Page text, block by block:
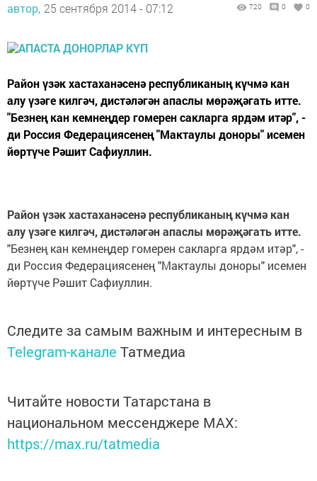
автор, 25 сентября 2014 - 07:12 720 0 0
Район үзәк хастаханәсенә республиканың күчмә кан
алу үзәге килгәч, дистәләгән апаслы мөрәҗәгать итте.
"Безнең кан кемнеңдер гомерен сакларга ярдәм итәр", -
ди Россия Федерациясенең "Мактаулы доноры" исемен
йөртүче Рәшит Сафиуллин.
Район үзәк хастаханәсенә республиканың күчмә кан
алу үзәге килгәч, дистәләгән апаслы мөрәҗәгать итте.
"Безнең кан кемнеңдер гомерен сакларга ярдәм итәр", -
ди Россия Федерациясенең "Мактаулы доноры" исемен
йөртүче Рәшит Сафиуллин.
Следите за самым важным и интересным в
Telegram-канале Татмедиа
Читайте новости Татарстана в
национальном мессенджере MАХ:
https://max.ru/tatmedia